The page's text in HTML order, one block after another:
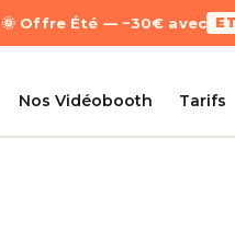
🌞 Offre Été — −30€ avec
Nos Vidéobooth Tarifs